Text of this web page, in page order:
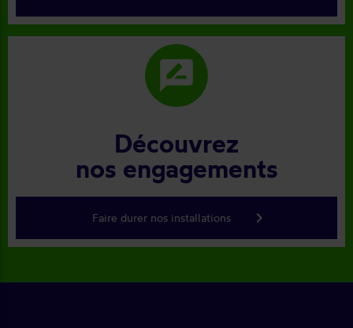
rate_review
Découvrez
nos engagements
Faire durer nos installations keyboard_arrow_right